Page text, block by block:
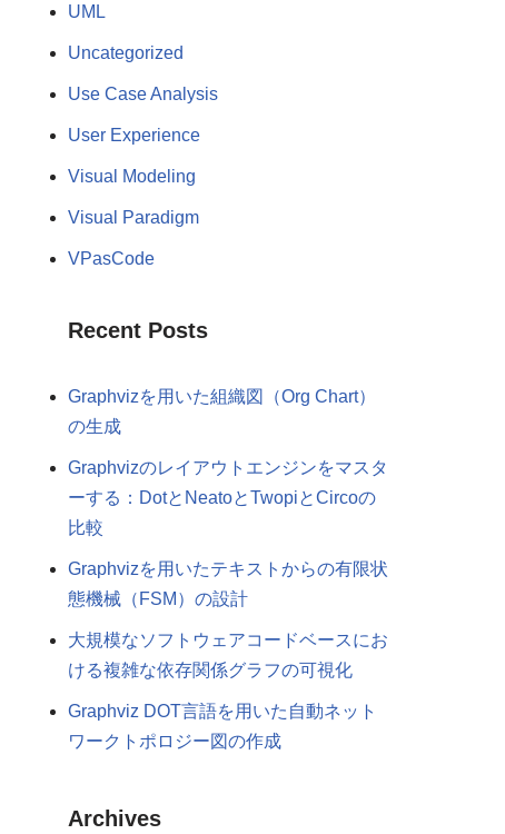
UML
Uncategorized
Use Case Analysis
User Experience
Visual Modeling
Visual Paradigm
VPasCode
Recent Posts
Graphvizを用いた組織図（Org Chart）
の生成
Graphvizのレイアウトエンジンをマスタ
ーする：DotとNeatoとTwopiとCircoの
比較
Graphvizを用いたテキストからの有限状
態機械（FSM）の設計
大規模なソフトウェアコードベースにお
ける複雑な依存関係グラフの可視化
Graphviz DOT言語を用いた自動ネット
ワークトポロジー図の作成
Archives